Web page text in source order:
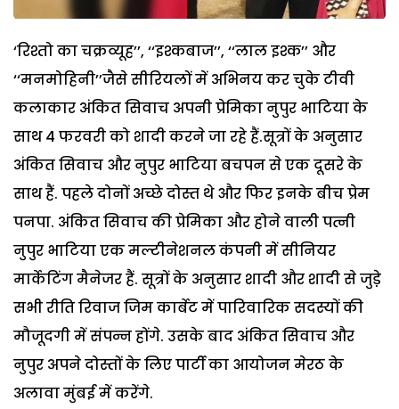
‘रिश्तो का चक्रव्यूह’’, ‘‘इश्कबाज’’, ‘‘लाल इश्क’’ और
‘‘मनमोहिनी’’जैसे सीरियलों में अभिनय कर चुके टीवी
कलाकार अंकित सिवाच अपनी प्रेमिका नुपुर भाटिया के
साथ 4 फरवरी को शादी करने जा रहे हैं.सूत्रों के अनुसार
अंकित सिवाच और नुपुर भाटिया बचपन से एक दूसरे के
साथ हैं. पहले दोनों अच्छे दोस्त थे और फिर इनके बीच प्रेम
पनपा. अंकित सिवाच की प्रेमिका और होने वाली पत्नी
नुपुर भाटिया एक मल्टीनेशनल कंपनी में सीनियर
मार्केटिंग मैनेजर हैं. सूत्रों के अनुसार शादी और शादी से जुडे़
सभी रीति रिवाज जिम कार्बेट में पारिवारिक सदस्यों की
मौजूदगी में संपन्न होंगे. उसके बाद अंकित सिवाच और
नुपुर अपने दोस्तों के लिए पार्टी का आयोजन मेरठ के
अलावा मुंबई में करेंगे.